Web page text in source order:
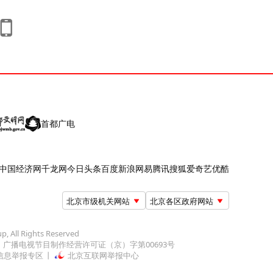
首都广电
国经济网千龙网今日头条百度新浪网易腾讯搜狐爱奇艺优酷
北京市级机关网站 北京各区政府网站
All Rights Reserved
广播电视节目制作经营许可证（京）字第00693号
息举报专区 北京互联网举报中心